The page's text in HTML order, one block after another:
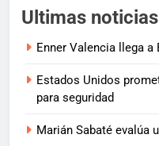
Ultimas noticias
Enner Valencia llega
Estados Unidos
para seguridad
Marián Sabaté evalúa